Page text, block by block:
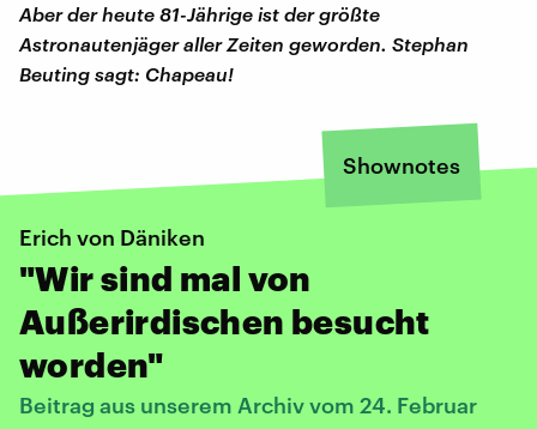
Aber der heute 81-Jährige ist der größte
Astronautenjäger aller Zeiten geworden. Stephan
Beuting sagt: Chapeau!
Shownotes
Erich von Däniken
"Wir sind mal von
Außerirdischen besucht
worden"
Beitrag aus unserem Archiv vom 24. Februar